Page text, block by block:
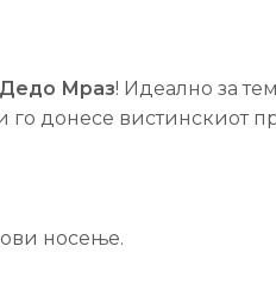
Мраз! Идеално за
донесе вистинскиот
носење.